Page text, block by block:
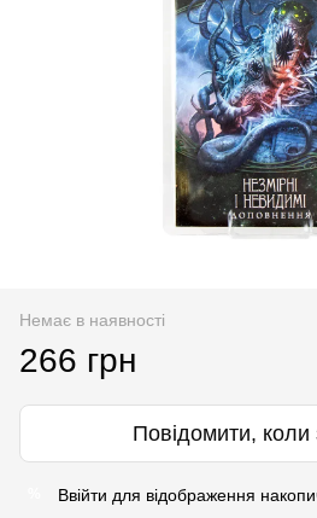
Немає в наявності
266 грн
Повідомити, коли
Ввійти для відображення